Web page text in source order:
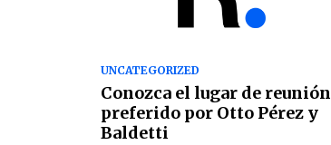
UNCATEGORIZED
Conozca el lugar de reunión
preferido por Otto Pérez y
Baldetti